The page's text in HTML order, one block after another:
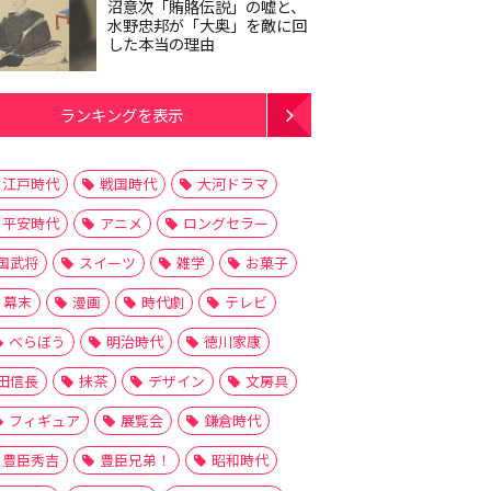
沼意次「賄賂伝説」の嘘と、
水野忠邦が「大奥」を敵に回
した本当の理由
ランキングを表示
江戸時代 戦国時代
大河ドラマ
平安時代
アニメ
ロングセラー
武将
スイーツ 雑学
お菓子
幕末
漫画 時代劇
テレビ
べらぼう
明治時代
徳川家康
信長
抹茶 デザイン
文房具
フィギュア
展覧会
鎌倉時代
豊臣秀吉
豊臣兄弟！
昭和時代